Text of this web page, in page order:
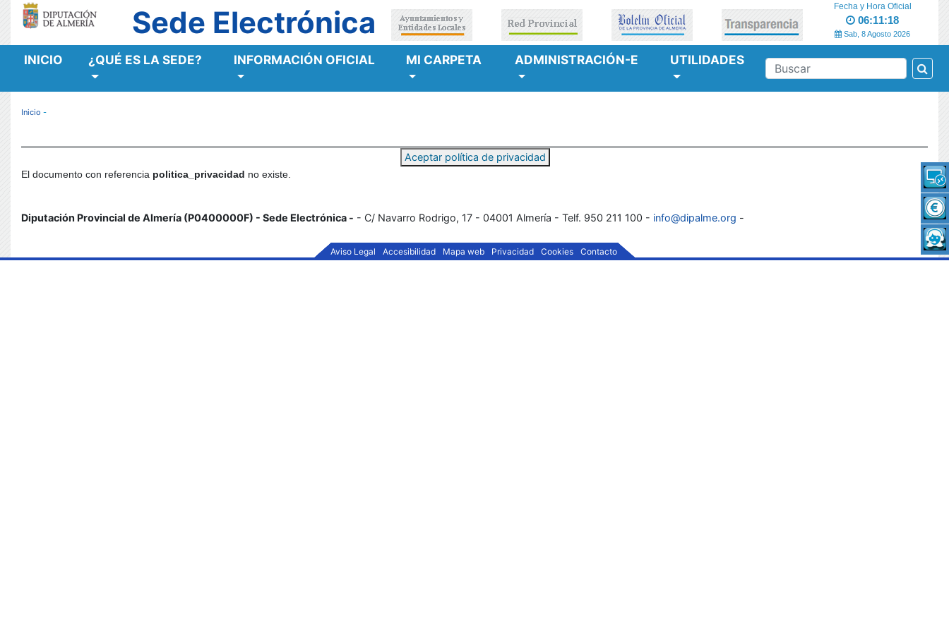
Sede Electrónica Fecha y Hora Oficial
06:11:18
Sab, 8 Agosto 2026
MENÚ RESPONSIVE
INICIO ¿QUÉ ES LA SEDE? INFORMACIÓN OFICIAL MI CARPETA ADMINISTRACIÓN-E UTILIDADES
BUSCAR
Inicio -
Aceptar política de privacidad
El documento con referencia politica_privacidad no existe.
Diputación Provincial de Almería (P0400000F) - Sede Electrónica - - C/ Navarro Rodrigo, 17 - 04001 Almería - Telf. 950 211 100 - info@dipalme.org -
Aviso Legal Accesibilidad Mapa web Privacidad Cookies Contacto